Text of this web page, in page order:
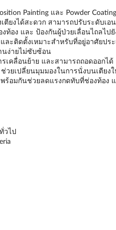
Painting และ Powder
ยงได้สะดวก สามารถปรับระดับเ
ง และ ป้องกันผู้ป่วยเลื่อนไถลไปยั
ละติดตั้งเหมาะสำหรับที่อยู่อาศัย
นง่ายไม่ซับซ้อน
เคลื่อนย้าย และสามารถถอดออกได้
ยเปลี่ยนมุมมองในการนั่งบนเตียง
มกันช่วยลดแรงกดทับที่ช่องท้อง แ
วไป